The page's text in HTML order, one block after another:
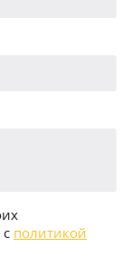
политикой